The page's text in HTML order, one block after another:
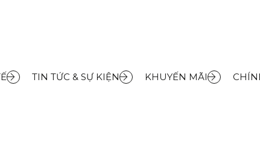
TIN TỨC & SỰ KIỆN KHUYẾN MÃI